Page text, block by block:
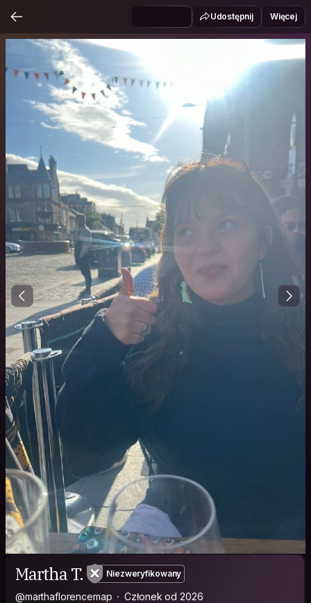
Udostępnij Więcej
Martha T. Niezweryfikowany
@marthaflorencemap Członek od 2026